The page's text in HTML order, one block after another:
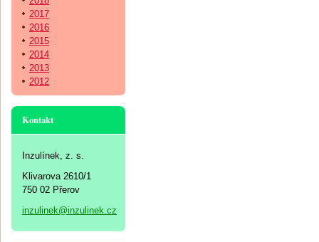
2017
2016
2015
2014
2013
2012
Kontakt
Inzulínek, z. s.
Klivarova 2610/1
750 02 Přerov
inzulinek@inzulinek.cz